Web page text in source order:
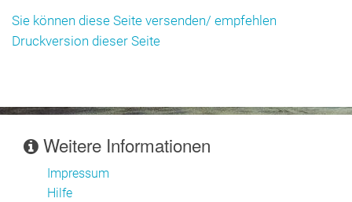
Sie können diese Seite versenden/ empfehlen
Druckversion dieser Seite
Weitere Informationen
Impressum
Hilfe